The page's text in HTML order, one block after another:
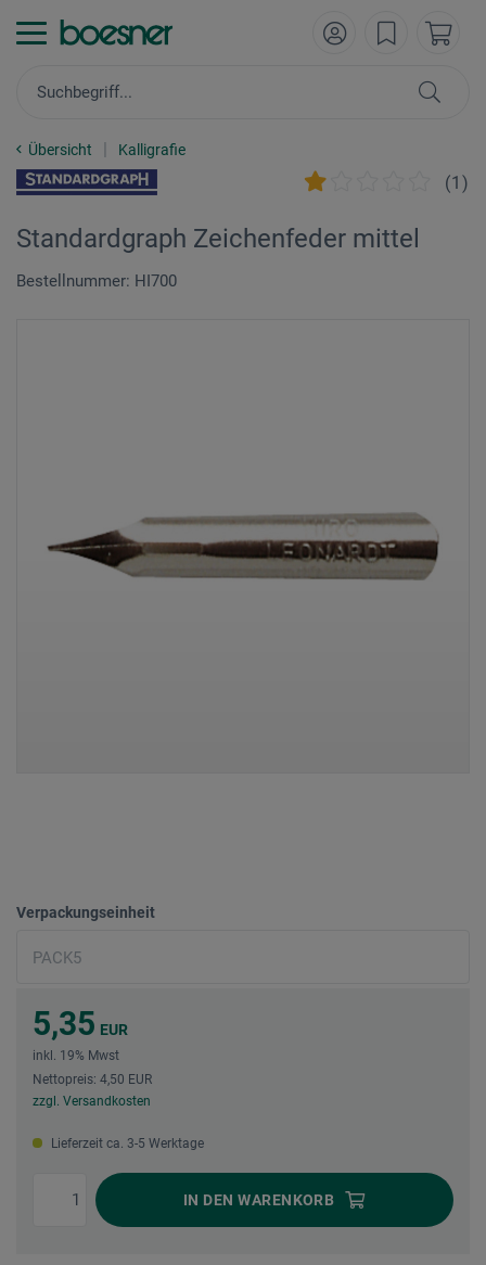
Übersicht Kalligrafie
(1 )
Standardgraph Zeichenfeder mittel
Bestellnummer: HI700
Verpackungseinheit
5,35 EUR
inkl. 19% Mwst
Nettopreis: 4,50 EUR
zzgl. Versandkosten
Lieferzeit ca. 3-5 Werktage
IN DEN WARENKORB